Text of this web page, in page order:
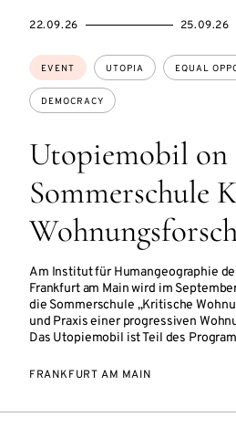
Utopiemobil on
Sommerschule
Am Institut für Humangeographie
Frankfurt am Main wird im
die Sommerschule „Kritische
und Praxis einer progressiven
Das Utopiemobil ist Teil des
Topics:
EVENT UTOPIA EQUAL
DEMOCRACY
STARTS
22.09.26
ENDS
25.09.26
FRANKFURT AM MAIN